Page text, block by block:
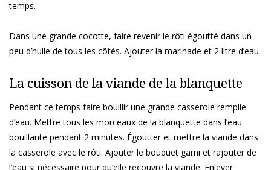
temps.
Dans une grande cocotte, faire revenir le rôti égoutté dans un
peu d’huile de tous les côtés. Ajouter la marinade et 2 litre d’eau.
La cuisson de la viande de la blanquette
Pendant ce temps faire bouillir une grande casserole remplie
d’eau. Mettre tous les morceaux de la blanquette dans l’eau
bouillante pendant 2 minutes. Égoutter et mettre la viande dans
la casserole avec le rôti. Ajouter le bouquet garni et rajouter de
l’eau si nécessaire pour qu’elle recouvre la viande. Enlever